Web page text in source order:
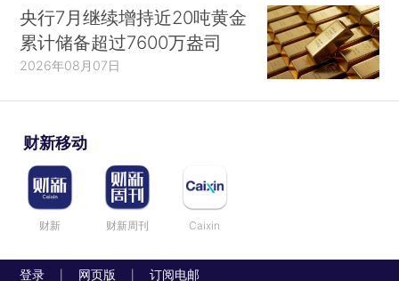
央行7月继续增持近20吨黄金
累计储备超过7600万盎司
2026年08月07日
财新移动
财新 财新周刊 Caixin
登录 网页版 订阅电邮